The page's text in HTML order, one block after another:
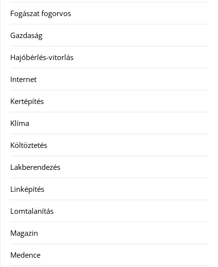
Fogászat fogorvos
Gazdaság
Hajóbérlés-vitorlás
Internet
Kertépítés
Klíma
Költöztetés
Lakberendezés
Linképítés
Lomtalanítás
Magazin
Medence